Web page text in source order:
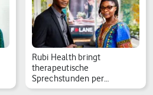
Rubi Health bringt
therapeutische
Sprechstunden per
Videochat auf…